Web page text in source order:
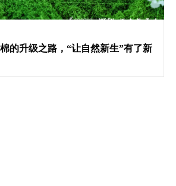
的升级之路，“让自然新生”有了新